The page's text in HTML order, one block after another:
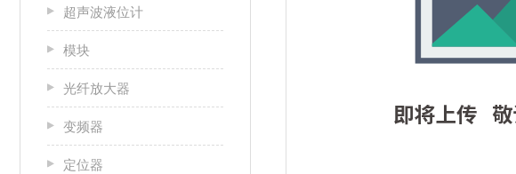
超声波液位计
模块
光纤放大器
变频器
定位器